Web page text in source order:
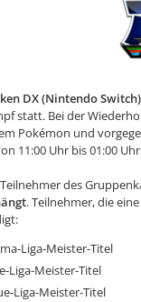
DX (Nintendo Switch)
statt. Bei der
Pokémon und
11:00 Uhr bis 01:00
des
. Teilnehmer, die
Liga-Meister-Titel
Liga-Meister-Titel
Liga-Meister-Titel